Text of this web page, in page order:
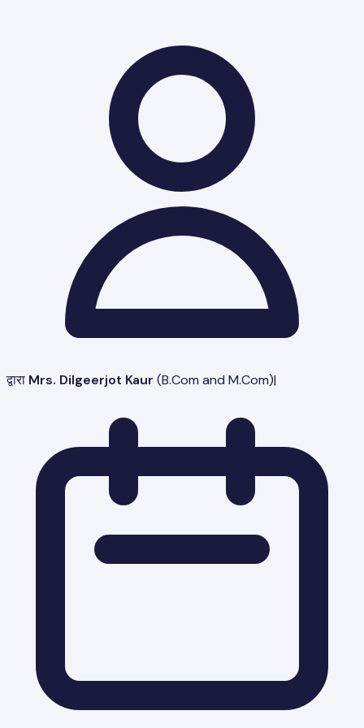
द्वारा Mrs. Dilgeerjot Kaur (B.Com and M.Com)|